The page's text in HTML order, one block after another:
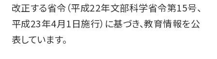
改正する省令（平成22年文部科学省令第15号、
平成23年4月1日施行）に基づき、教育情報を公
表しています。